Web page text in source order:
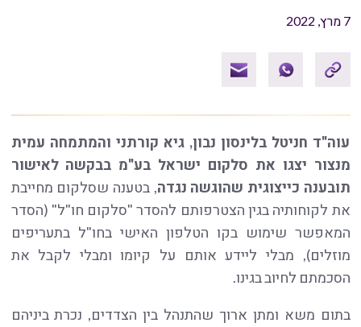
7 מרץ, 2022
עוה"ד חניטל בלינסון נבון, גיא קורתני והמתמחה עמית
מנצור יצגו את סלקום ישראל בע"מ בבקשה לאישור
תובענה כייצוגית שהוגשה נגדה, בטענה שסלקום מחייבת
את לקוחותיה בגין הצטרפותם להסדר "סלקום חו"ל" (הסדר
המאפשר שימוש בקו הטלפון האישי בחו"ל בתעריפים
מוזלים), מבלי ליידע אותם על קיומו ומבלי לקבל את
הסכמתם לחיוב בגינו.
בתום משא ומתן ארוך שהתנהל בין הצדדים, נכרת ביניהם